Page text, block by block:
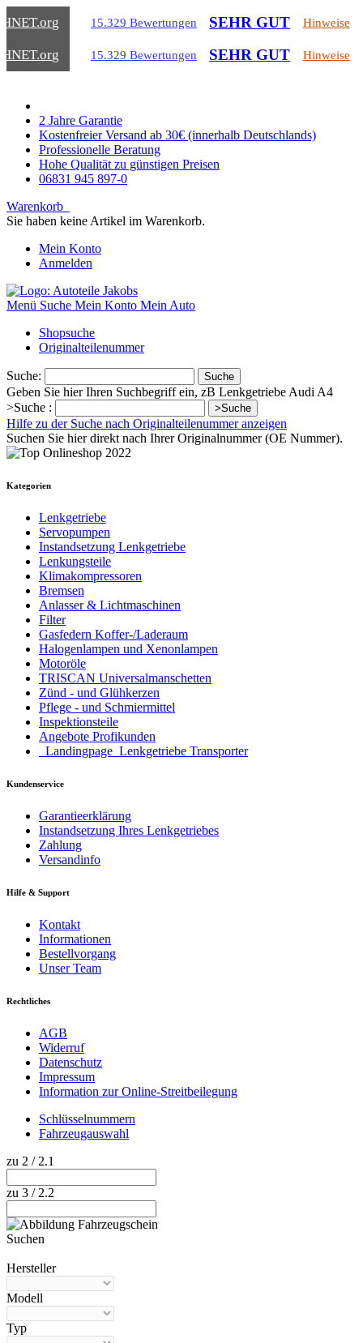
.org 15.329 Bewertungen SEHR GUT Hinweise
.org 15.329 Bewertungen SEHR GUT Hinweise
2 Jahre Garantie
Kostenfreier Versand ab 30€ (innerhalb Deutschlands)
Professionelle Beratung
Hohe Qualität zu günstigen Preisen
06831 945 897-0
Warenkorb
Sie haben keine Artikel im Warenkorb.
Mein Konto
Anmelden
Menü Suche Mein Konto Mein Auto
Shopsuche
Originalteilenummer
Suche: Suche
Geben Sie hier Ihren Suchbegriff ein, zB Lenkgetriebe Audi A4
>Suche :
>Suche
Hilfe zu der Suche nach Originalteilenummer anzeigen
Suchen Sie hier direkt nach Ihrer Originalnummer (OE Nummer).
Kategorien
Lenkgetriebe
Servopumpen
Instandsetzung Lenkgetriebe
Lenkungsteile
Klimakompressoren
Bremsen
Anlasser & Lichtmaschinen
Filter
Gasfedern Koffer-/Laderaum
Halogenlampen und Xenonlampen
Motoröle
TRISCAN Universalmanschetten
Zünd - und Glühkerzen
Pflege - und Schmiermittel
Inspektionsteile
Angebote Profikunden
_Landingpage_Lenkgetriebe Transporter
Kundenservice
Garantieerklärung
Instandsetzung Ihres Lenkgetriebes
Zahlung
Versandinfo
Hilfe & Support
Kontakt
Informationen
Bestellvorgang
Unser Team
Rechtliches
AGB
Widerruf
Datenschutz
Impressum
Information zur Online-Streitbeilegung
Schlüsselnummern
Fahrzeugauswahl
zu 2 / 2.1
zu 3 / 2.2
Suchen
Hersteller
Modell
Typ